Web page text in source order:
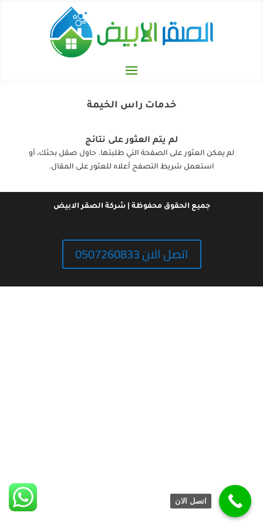
خدمات راس الخيمة
لم يتم العثور على نتائج
لم يمكن العثور على الصفحة التي طلبتها. حاول صقل بحثك، أو
استعمل شريط التصفح أعلاه للعثور على المقال.
جميع الحقوق محفوظة | شركة الصقر الابيض
اتصل الان 0507260833
اتصل الان